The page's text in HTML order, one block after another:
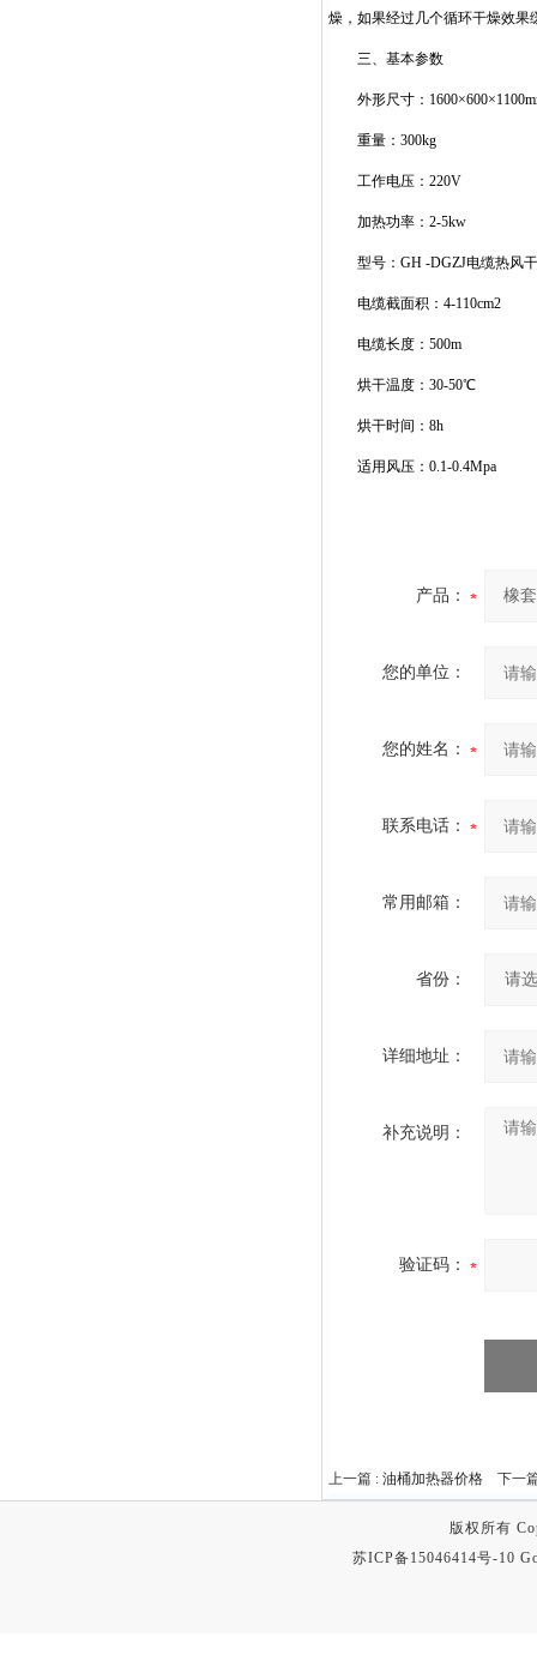
燥，如果经过几个循环干燥效果
三、基本参数
外形尺寸：
重量：300kg
工作电压：220V
加热功率：2-5kw
型号：GH -DGZJ电缆热
电缆截面积：4-110cm2
电缆长度：500m
烘干温度：30-50℃
烘干时间：8h
适用风压：0.1-0.4Mpa
产品：
您的单位：
您的姓名：
联系电话：
常用邮箱：
省份：
详细地址：
补充说明：
验证码：
上一篇 : 油桶加热器价格 下一
版权所有
苏ICP备15046414号-10